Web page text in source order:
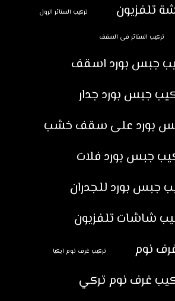
تلفزيون
تركيب الستائر الرول
تركيب الستائر في السقف
جبس بورد اسقف
جبس بورد جدار
بورد على سقف خشب
جبس بورد فلات
جبس بورد للجدران
شاشات تلفزيون
نوم
تركيب غرف نوم ايكيا
غرف نوم تركي